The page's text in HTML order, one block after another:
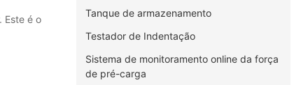
Este é o
Tanque de armazenamento
Testador de Indentação
Sistema de monitoramento online da força
de pré-carga